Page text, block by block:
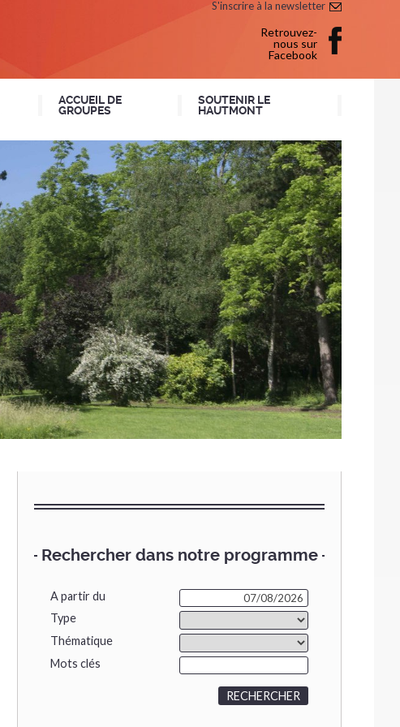
S'inscrire à la newsletter
Retrouvez-
nous sur
Facebook
ACCUEIL DE
GROUPES
SOUTENIR LE
HAUTMONT
Rechercher dans notre programme
A partir du
Type
Thématique
Mots clés